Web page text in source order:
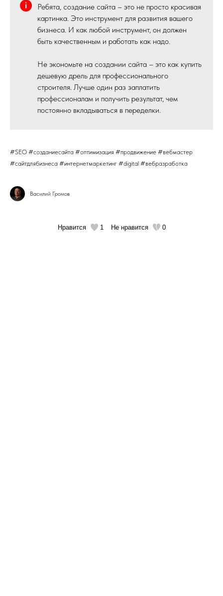
Ребята, создание сайта – это не просто красивая
картинка. Это инструмент для развития вашего
бизнеса. И как любой инструмент, он должен
быть качественным и работать как надо.
Не экономьте на создании сайта – это как купить
дешевую дрель для профессионального
строителя. Лучше один раз заплатить
профессионалам и получить результат, чем
постоянно вкладываться в переделки.
#SEO #созданиесайта #оптимизация #продвижение #вебмастер
#сайтдлябизнеса #интернетмаркетинг #digital #вебразработка
Василий Громов
Нравится 1 Не нравится 0